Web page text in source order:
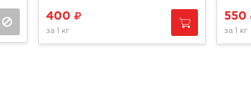
400
за 1 кг
550
за 1 кг